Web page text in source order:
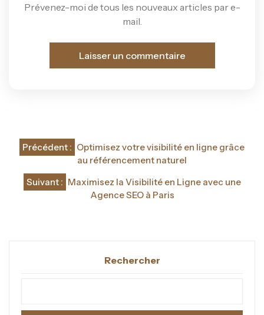
Prévenez-moi de tous les nouveaux articles par e-
mail.
Navigation
l’article
Précédent : Optimisez votre visibilité en ligne grâce
au référencement naturel
Suivant : Maximisez la Visibilité en Ligne avec une
Agence SEO à Paris
Rechercher